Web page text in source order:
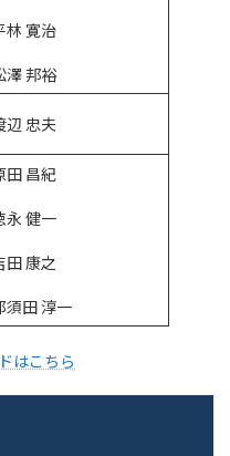
治
裕
夫
昌紀
健一
康之
淳一
はこちら